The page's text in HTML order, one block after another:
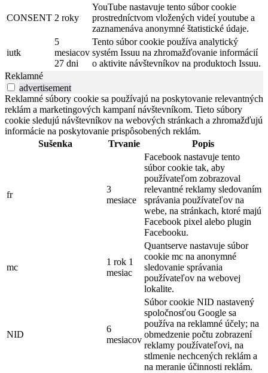
CONSENT 2 roky
YouTube nastavuje tento súbor cookie
prostredníctvom vložených videí youtube a
zaznamenáva anonymné štatistické údaje.
iutk
5
mesiacov
27 dni
Tento súbor cookie používa analytický
systém Issuu na zhromažďovanie informácií
o aktivite návštevníkov na produktoch Issuu.
Reklamné
advertisement
Reklamné súbory cookie sa používajú na poskytovanie relevantných
reklám a marketingových kampaní návštevníkom. Tieto súbory
cookie sledujú návštevníkov na webových stránkach a zhromažďujú
informácie na poskytovanie prispôsobených reklám.
Sušenka
Trvanie Popis
fr
3
mesiace
Facebook nastavuje tento
súbor cookie tak, aby
používateľom zobrazoval
relevantné reklamy sledovaním
správania používateľov na
webe, na stránkach, ktoré majú
Facebook pixel alebo plugin
Facebooku.
mc
1 rok 1
mesiac
Quantserve nastavuje súbor
cookie mc na anonymné
sledovanie správania
používateľov na webovej
lokalite.
NID
6
mesiacov
Súbor cookie NID nastavený
spoločnosťou Google sa
používa na reklamné účely; na
obmedzenie počtu zobrazení
reklamy používateľovi, na
stlmenie nechcených reklám a
na meranie účinnosti reklám.